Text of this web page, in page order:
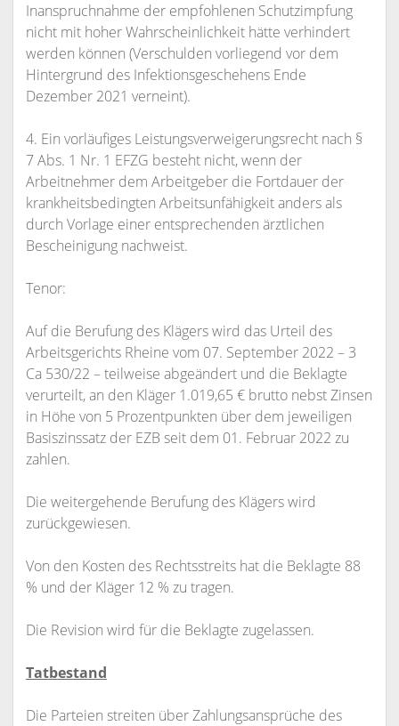
Inanspruchnahme der empfohlenen Schutzimpfung
nicht mit hoher Wahrscheinlichkeit hätte verhindert
werden können (Verschulden vorliegend vor dem
Hintergrund des Infektionsgeschehens Ende
Dezember 2021 verneint).
4. Ein vorläufiges Leistungsverweigerungsrecht nach §
7 Abs. 1 Nr. 1 EFZG besteht nicht, wenn der
Arbeitnehmer dem Arbeitgeber die Fortdauer der
krankheitsbedingten Arbeitsunfähigkeit anders als
durch Vorlage einer entsprechenden ärztlichen
Bescheinigung nachweist.
Tenor:
Auf die Berufung des Klägers wird das Urteil des
Arbeitsgerichts Rheine vom 07. September 2022 – 3
Ca 530/22 – teilweise abgeändert und die Beklagte
verurteilt, an den Kläger 1.019,65 € brutto nebst Zinsen
in Höhe von 5 Prozentpunkten über dem jeweiligen
Basiszinssatz der EZB seit dem 01. Februar 2022 zu
zahlen.
Die weitergehende Berufung des Klägers wird
zurückgewiesen.
Von den Kosten des Rechtsstreits hat die Beklagte 88
% und der Kläger 12 % zu tragen.
Die Revision wird für die Beklagte zugelassen.
Tatbestand
Die Parteien streiten über Zahlungsansprüche des